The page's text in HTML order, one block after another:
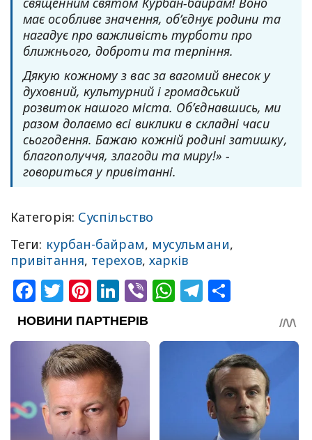
має особливе значення, об’єднує родини та
нагадує про важливість турботи про
ближнього, доброти та терпіння.
Дякую кожному з вас за вагомий внесок у
духовний, культурний і громадський
розвиток нашого міста. Об’єднавшись, ми
разом долаємо всі виклики в складні часи
сьогодення. Бажаю кожній родині затишку,
благополуччя, злагоди та миру!» -
говориться у привітанні.
Категорія: Суспільство
Теги: курбан-байрам, мусульмани,
привітання, терехов, харків
Facebook
Twitter
Pinterest
LinkedIn
ViberWhatsApp
Telegram